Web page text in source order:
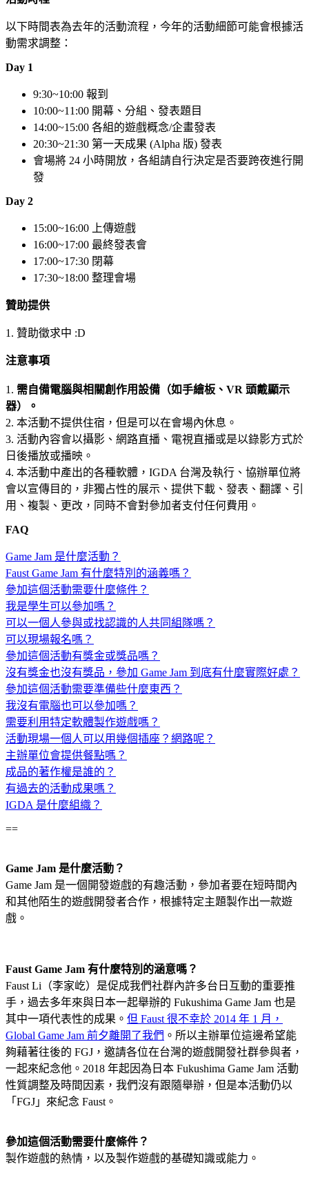
以下時間表為去年的活動流程，今年的活動細節可能會根據活
動需求調整：
Day 1
9:30~10:00 報到
10:00~11:00 開幕、分組、發表題目
14:00~15:00 各組的遊戲概念/企畫發表
20:30~21:30 第一天成果 (Alpha 版) 發表
會場將 24 小時開放，各組請自行決定是否要跨夜進行開
發
Day 2
15:00~16:00 上傳遊戲
16:00~17:00 最終發表會
17:00~17:30 閉幕
17:30~18:00 整理會場
贊助提供
1. 贊助徵求中 :D
注意事項
1. 需自備電腦與相關創作用設備 （如手繪板、VR 頭戴顯示
器）。
2. 本活動不提供住宿，但是可以在會場內休息。
3. 活動內容會以攝影、網路直播、電視直播或是以錄影方式於
日後播放或播映。
4. 本活動中產出的各種軟體，IGDA 台灣及執行、協辦單位將
會以宣傳目的，非獨占性的展示、提供下載、發表、翻譯、引
用、複製、更改，同時不會對參加者支付任何費用。
FAQ
Game Jam 是什麼活動？
Faust Game Jam 有什麼特別的涵義嗎？
參加這個活動需要什麼條件？
我是學生可以參加嗎？
可以一個人參與或找認識的人共同組隊嗎？
可以現場報名嗎？
參加這個活動有獎金或獎品嗎？
沒有獎金也沒有獎品，參加 Game Jam 到底有什麼實際好處？
參加這個活動需要準備些什麼東西？
我沒有電腦也可以參加嗎？
需要利用特定軟體製作遊戲嗎？
活動現場一個人可以用幾個插座？網路呢？
主辦單位會提供餐點嗎？
成品的著作權是誰的？
有過去的活動成果嗎？
IGDA 是什麼組織？
==
Game Jam 是什麼活動？
Game Jam 是一個開發遊戲的有趣活動，參加者要在短時間內
和其他陌生的遊戲開發者合作，根據特定主題製作出一款遊
戲。
Faust Game Jam 有什麼特別的涵意嗎？
Faust Li（李家屹）是促成我們社群內許多台日互動的重要推
手，過去多年來與日本一起舉辦的 Fukushima Game Jam 也是
其中一項代表性的成果。 但 Faust 很不幸於 2014 年 1 月，
Global Game Jam 前夕離開了我們 。所以主辦單位這邊希望能
夠藉著往後的 FGJ，邀請各位在台灣的遊戲開發社群參與者，
一起來紀念他。2018 年起因為日本 Fukushima Game Jam 活動
性質調整及時間因素，我們沒有跟隨舉辦，但是本活動仍以
「FGJ」來紀念 Faust。
參加這個活動需要什麼條件？
製作遊戲的熱情，以及製作遊戲的基礎知識或能力。